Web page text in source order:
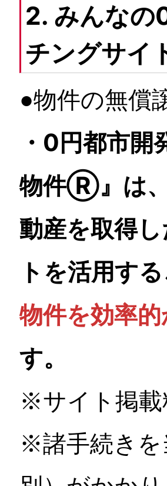
2. みんなの
チングサイ
●物件の無償
・0円都市
物件Ⓡ』は、
動産を取得
トを活用する
物件を効率
す。
※サイト掲載
※諸手続きを